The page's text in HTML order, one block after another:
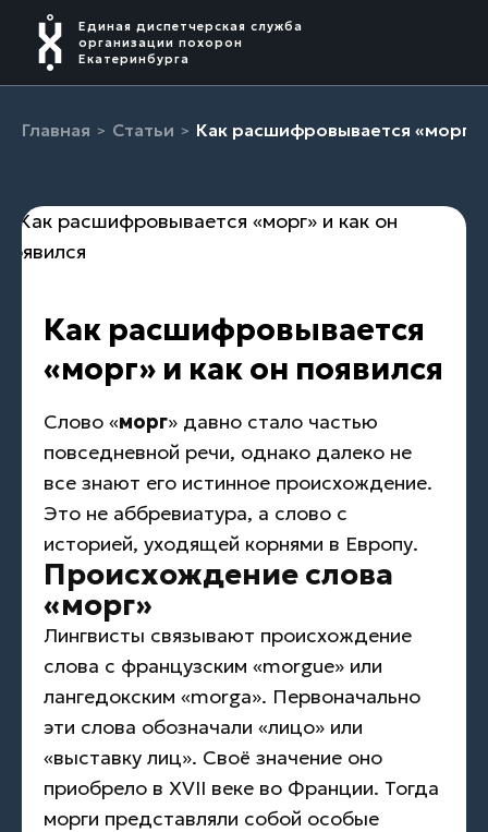
Единая диспетчерская служба
организации похорон
Екатеринбурга
Главная Статьи Как расшифровывается «морг»
Как расшифровывается
«морг» и как он появился
Слово «морг» давно стало частью
повседневной речи, однако далеко не
все знают его истинное происхождение.
Это не аббревиатура, а слово с
историей, уходящей корнями в Европу.
Происхождение слова
«морг»
Лингвисты связывают происхождение
слова с французским «morgue» или
лангедокским «morga». Первоначально
эти слова обозначали «лицо» или
«выставку лиц». Своё значение оно
приобрело в XVII веке во Франции. Тогда
морги представляли собой особые